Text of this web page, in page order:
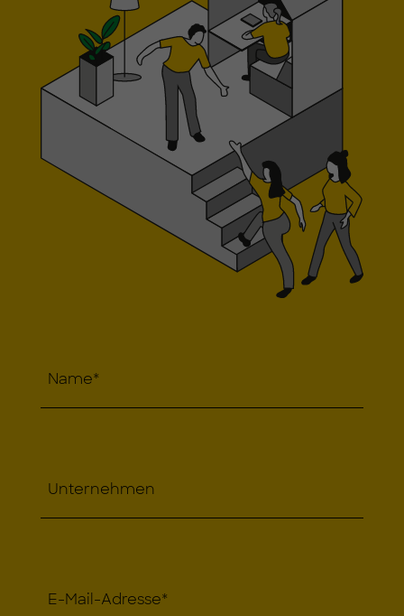
Name*
Unternehmen
E-Mail-Adresse*